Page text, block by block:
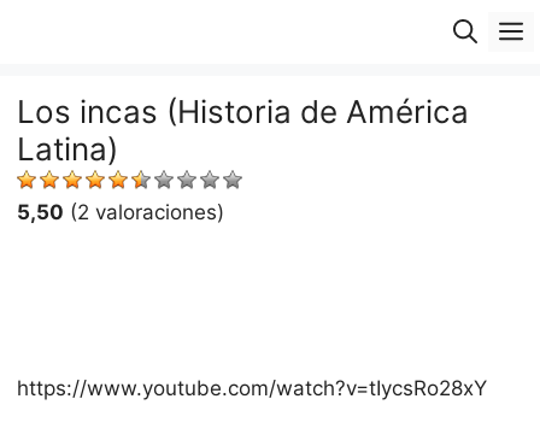
Los incas (Historia de América
Latina)
5,50 (2 valoraciones)
https://www.youtube.com/watch?v=tIycsRo28xY